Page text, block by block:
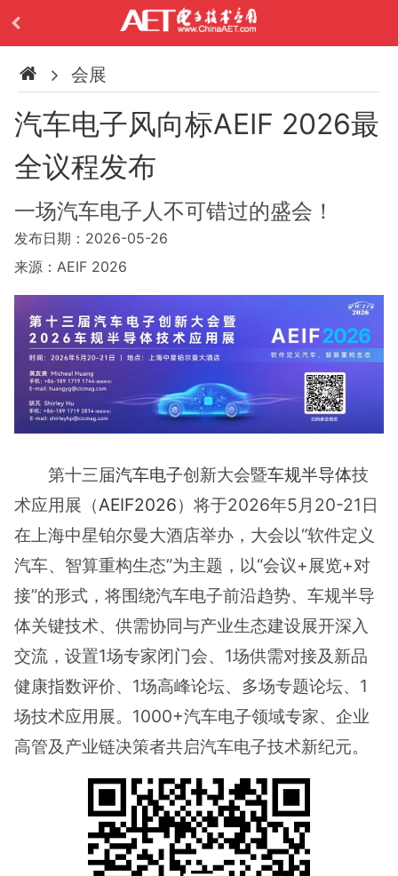
会展
汽车电子风向标AEIF 2026最
全议程发布
一场汽车电子人不可错过的盛会！
发布日期：2026-05-26
来源：AEIF 2026
第十三届汽车电子创新大会暨车规半导体技
术应用展（AEIF2026）将于2026年5月20-21日
在上海中星铂尔曼大酒店举办，大会以“软件定义
汽车、智算重构生态”为主题，以“会议+展览+对
接”的形式，将围绕汽车电子前沿趋势、车规半导
体关键技术、供需协同与产业生态建设展开深入
交流，设置1场专家闭门会、1场供需对接及新品
健康指数评价、1场高峰论坛、多场专题论坛、1
场技术应用展。1000+汽车电子领域专家、企业
高管及产业链决策者共启汽车电子技术新纪元。